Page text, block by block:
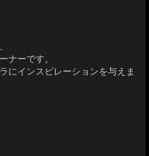
ナーです。
にインスピレーションを与えま